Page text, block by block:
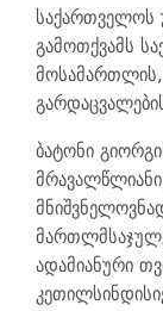
საქართველოს
გამოთქვამს
ბატონი
ადამიანური